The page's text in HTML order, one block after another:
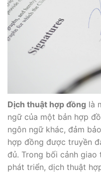
Dịch thuật hợp đồng là
ngữ của một bản hợp
ngôn ngữ khác, đảm
hợp đồng được truyền
đủ. Trong bối cảnh
phát triển, dịch thuật